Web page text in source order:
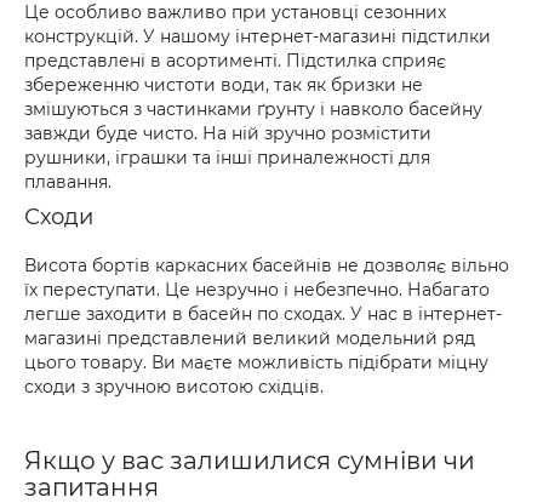
Це особливо важливо при установці сезонних
конструкцій. У нашому інтернет-магазині підстилки
представлені в асортименті. Підстилка сприяє
збереженню чистоти води, так як бризки не
змішуються з частинками ґрунту і навколо басейну
завжди буде чисто. На ній зручно розмістити
рушники, іграшки та інші приналежності для
плавання.
Сходи
Висота бортів каркасних басейнів не дозволяє вільно
їх переступати. Це незручно і небезпечно. Набагато
легше заходити в басейн по сходах. У нас в інтернет-
магазині представлений великий модельний ряд
цього товару. Ви маєте можливість підібрати міцну
сходи з зручною висотою східців.
Якщо у вас залишилися сумніви чи
запитання